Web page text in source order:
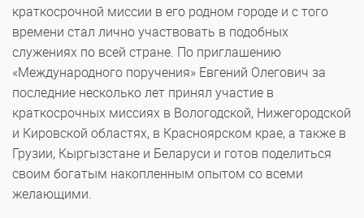
краткосрочной миссии в его родном городе и с того
времени стал лично участвовать в подобных
служениях по всей стране. По приглашению
«Международного поручения» Евгений Олегович за
последние несколько лет принял участие в
краткосрочных миссиях в Вологодской, Нижегородской
и Кировской областях, в Красноярском крае, а также в
Грузии, Кыргызстане и Беларуси и готов поделиться
своим богатым накопленным опытом со всеми
желающими.